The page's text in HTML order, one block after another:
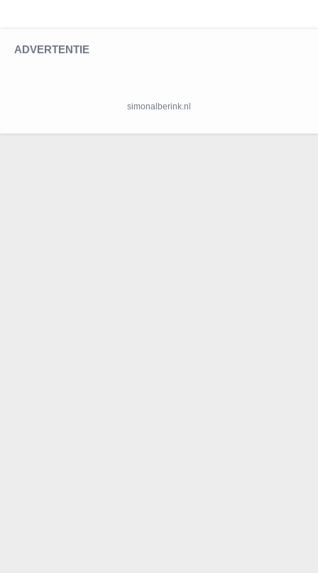
ADVERTENTIE
simonalberink.nl